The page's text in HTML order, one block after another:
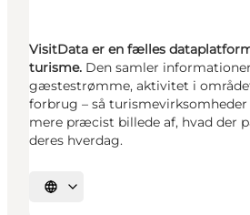
VisitData er en fælles
turisme. Den samler
gæstestrømme, aktivitet i
forbrug – så turismevirksomheder
mere præcist billede af, hvad der
deres hverdag.
Vælg sprog